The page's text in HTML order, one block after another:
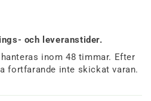
och leveranstider.
inom 48 timmar. Efter
fortfarande inte skickat varan.